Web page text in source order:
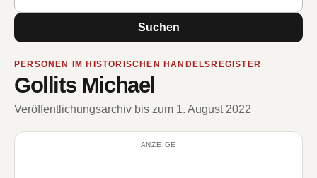
Suchen
PERSONEN IM HISTORISCHEN HANDELSREGISTER
Gollits Michael
Veröffentlichungsarchiv bis zum 1. August 2022
ANZEIGE